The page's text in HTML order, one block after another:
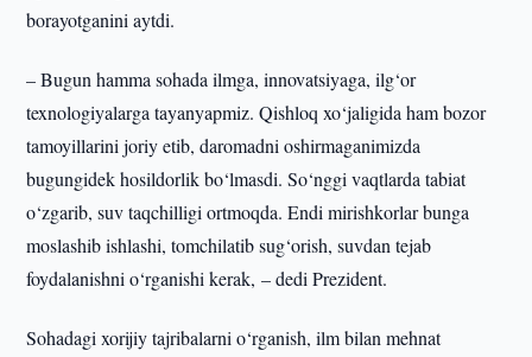
borayotganini aytdi.
– Bugun hamma sohada ilmga, innovatsiyaga, ilg‘or
texnologiyalarga tayanyapmiz. Qishloq xo‘jaligida ham bozor
tamoyillarini joriy etib, daromadni oshirmaganimizda
bugungidek hosildorlik bo‘lmasdi. So‘nggi vaqtlarda tabiat
o‘zgarib, suv taqchilligi ortmoqda. Endi mirishkorlar bunga
moslashib ishlashi, tomchilatib sug‘orish, suvdan tejab
foydalanishni o‘rganishi kerak, – dedi Prezident.
Sohadagi xorijiy tajribalarni o‘rganish, ilm bilan mehnat